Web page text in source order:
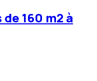
160 m2 à